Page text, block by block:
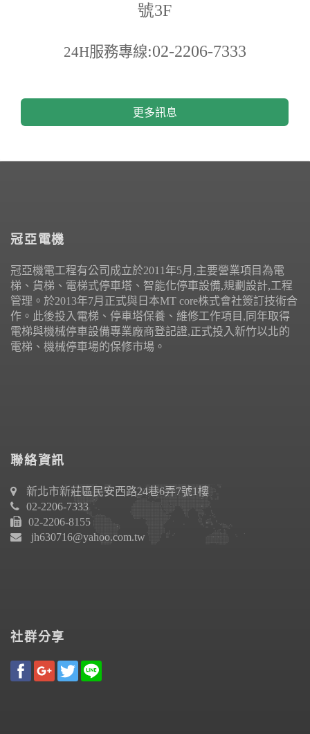
號3F
24H服務專線:02-2206-7333
更多訊息
冠亞電機
冠亞機電工程有公司成立於2011年5月,主要營業項目為電
梯、貨梯、電梯式停車塔、智能化停車設備,規劃設計,工程
管理。於2013年7月正式與日本MT core株式會社簽訂技術合
作。此後投入電梯、停車塔保養、維修工作項目,同年取得
電梯與機械停車設備專業廠商登記證,正式投入新竹以北的
電梯、機械停車場的保修市場。
聯絡資訊
新北市新莊區民安西路24巷6弄7號1樓
02-2206-7333
02-2206-8155
jh630716@yahoo.com.tw
社群分享